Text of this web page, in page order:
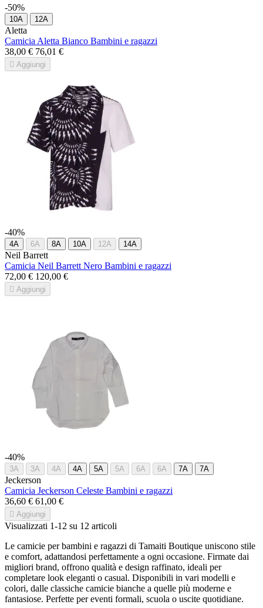
-50%
10A 12A
Aletta
Camicia Aletta Bianco Bambini e ragazzi
38,00 € 76,01 €
 Aggiungi
-40%
4A 6A 8A 10A 12A 14A
Neil Barrett
Camicia Neil Barrett Nero Bambini e ragazzi
72,00 € 120,00 €
 Aggiungi
-40%
3A 3A 4A 4A 5A 5A 6A 6A 7A 7A
Jeckerson
Camicia Jeckerson Celeste Bambini e ragazzi
36,60 € 61,00 €
 Aggiungi
Visualizzati 1-12 su 12 articoli
Le camicie per bambini e ragazzi di Tamaiti Boutique uniscono stile
e comfort, adattandosi perfettamente a ogni occasione. Firmate dai
migliori brand, offrono qualità e design raffinato, ideali per
completare look eleganti o casual. Disponibili in vari modelli e
colori, dalle classiche camicie bianche a quelle più moderne e
fantasiose. Perfette per eventi formali, scuola o uscite quotidiane.